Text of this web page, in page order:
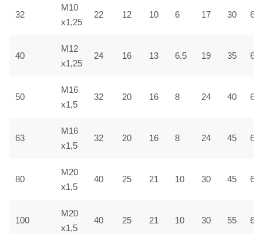
32
M10
x1,25
22 12 10 6 17 30 6
40
M12
x1,25
24 16 13 6,5 19 35 6,5
50
M16
x1,5
32 20 16 8 24 40 6,5
63
M16
x1,5
32 20 16 8 24 45 6,5
80
M20
x1,5
40 25 21 10 30 45 6,5
100
M20
x1,5
40 25 21 10 30 55 6,5